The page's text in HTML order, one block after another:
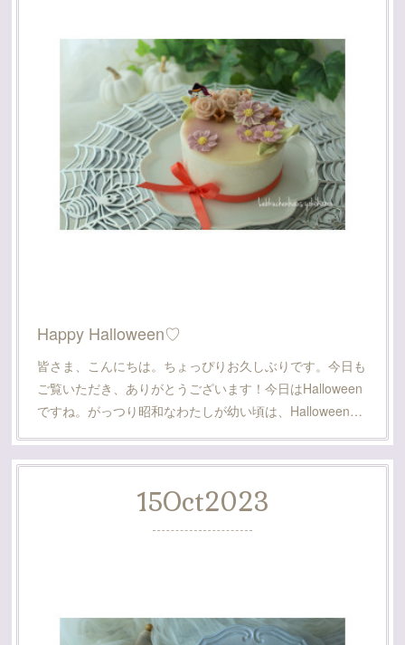
Happy Halloween♡
皆さま、こんにちは。ちょっぴりお久しぶりです。今日も
ご覧いただき、ありがとうございます！今日はHalloween
ですね。がっつり昭和なわたしが幼い頃は、Halloween…
15Oct2023